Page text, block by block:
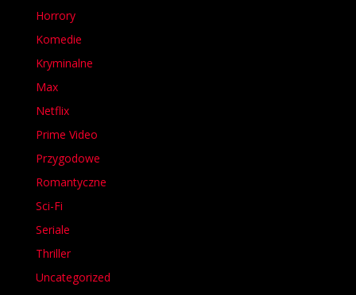
Horrory
Komedie
Kryminalne
Max
Netflix
Prime Video
Przygodowe
Romantyczne
Sci-Fi
Seriale
Thriller
Uncategorized